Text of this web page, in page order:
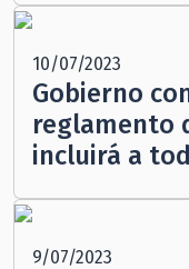
10/07/2023
Gobierno
reglamento
incluirá a
9/07/2023